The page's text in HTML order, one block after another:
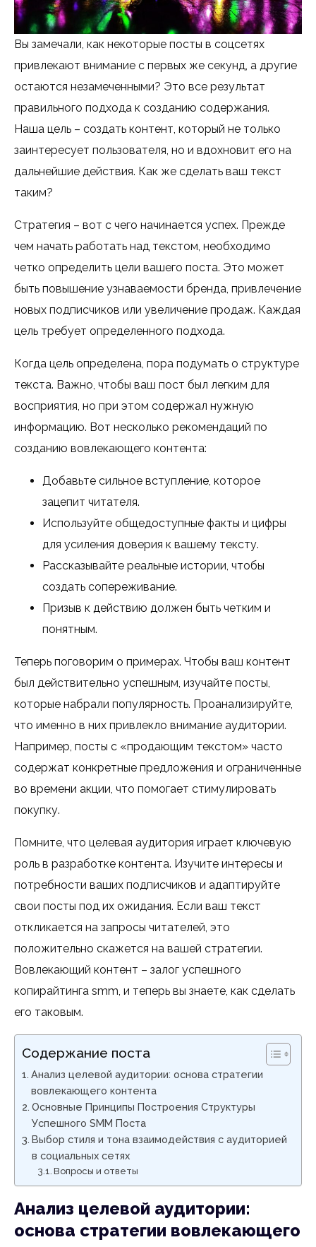
Вы замечали, как некоторые посты в соцсетях
привлекают внимание с первых же секунд, а другие
остаются незамеченными? Это все результат
правильного подхода к созданию содержания.
Наша цель – создать контент, который не только
заинтересует пользователя, но и вдохновит его на
дальнейшие действия. Как же сделать ваш текст
таким?
Стратегия – вот с чего начинается успех. Прежде
чем начать работать над текстом, необходимо
четко определить цели вашего поста. Это может
быть повышение узнаваемости бренда, привлечение
новых подписчиков или увеличение продаж. Каждая
цель требует определенного подхода.
Когда цель определена, пора подумать о структуре
текста. Важно, чтобы ваш пост был легким для
восприятия, но при этом содержал нужную
информацию. Вот несколько рекомендаций по
созданию вовлекающего контента:
Добавьте сильное вступление, которое
зацепит читателя.
Используйте общедоступные факты и цифры
для усиления доверия к вашему тексту.
Рассказывайте реальные истории, чтобы
создать сопереживание.
Призыв к действию должен быть четким и
понятным.
Теперь поговорим о примерах. Чтобы ваш контент
был действительно успешным, изучайте посты,
которые набрали популярность. Проанализируйте,
что именно в них привлекло внимание аудитории.
Например, посты с «продающим текстом» часто
содержат конкретные предложения и ограниченные
во времени акции, что помогает стимулировать
покупку.
Помните, что целевая аудитория играет ключевую
роль в разработке контента. Изучите интересы и
потребности ваших подписчиков и адаптируйте
свои посты под их ожидания. Если ваш текст
откликается на запросы читателей, это
положительно скажется на вашей стратегии.
Вовлекающий контент – залог успешного
копирайтинга smm, и теперь вы знаете, как сделать
его таковым.
Содержание поста
Анализ целевой аудитории: основа стратегии
вовлекающего контента
Основные Принципы Построения Структуры
Успешного SMM Поста
Выбор стиля и тона взаимодействия с аудиторией
в социальных сетях
Вопросы и ответы
Анализ целевой аудитории:
основа стратегии вовлекающего